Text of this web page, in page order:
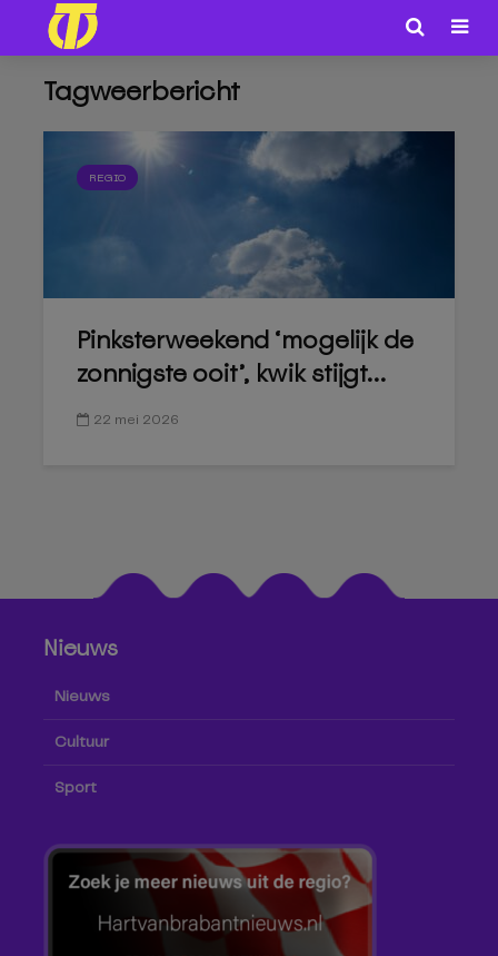
Tagweerbericht
REGIO
Pinksterweekend ‘mogelijk de
zonnigste ooit’, kwik stijgt...
22 mei 2026
Nieuws
Nieuws
Cultuur
Sport